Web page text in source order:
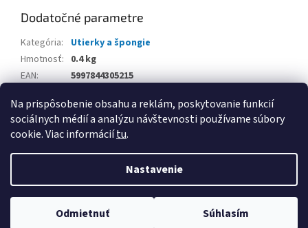
Na prispôsobenie obsahu a reklám, poskytovanie funkcií
sociálnych médií a analýzu návštevnosti používame súbory
cookie. Viac informáciítu.
Nastavenie
Odmietnuť Súhlasím
Dodatočné parametre
Kategória:
Utierky a špongie
Hmotnosť: 0.4 kg
EAN:
5997844305215
Copyright 2026www.kancpapier.sk. Všetky práva vyhradené.
Upraviť nastavenie cookies